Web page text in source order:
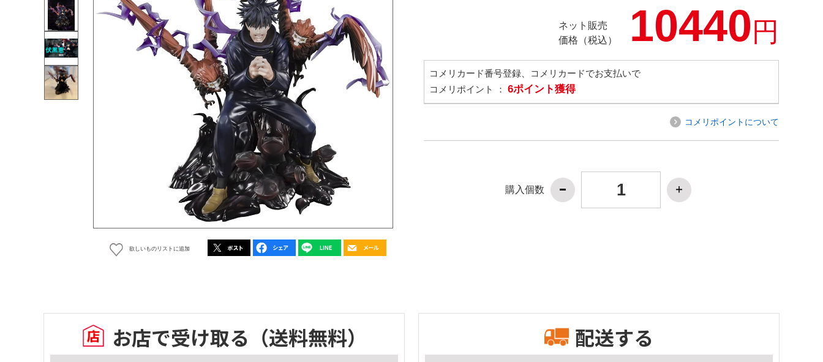
欲しいものリストに追加
ネット販売
価格（税込）
10440円
コメリカード番号登録、コメリカードでお支払いで
コメリポイント ： 6ポイント獲得
コメリポイントについて
購入個数
お店で受け取る （送料無料） 配送する